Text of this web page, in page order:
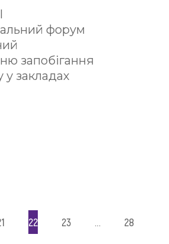
форум
запобігання
у закладах
22 23 … 28